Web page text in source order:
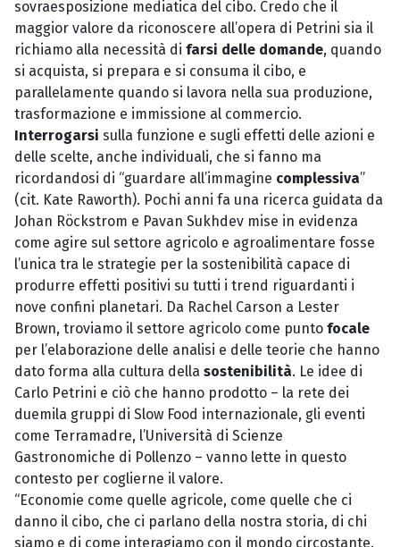
sovraesposizione mediatica del cibo. Credo che il
maggior valore da riconoscere all’opera di Petrini sia il
richiamo alla necessità di farsi delle domande, quando
si acquista, si prepara e si consuma il cibo, e
parallelamente quando si lavora nella sua produzione,
trasformazione e immissione al commercio.
Interrogarsi sulla funzione e sugli effetti delle azioni e
delle scelte, anche individuali, che si fanno ma
ricordandosi di “guardare all’immagine complessiva”
(cit. Kate Raworth). Pochi anni fa una ricerca guidata da
Johan Röckstrom e Pavan Sukhdev mise in evidenza
come agire sul settore agricolo e agroalimentare fosse
l’unica tra le strategie per la sostenibilità capace di
produrre effetti positivi su tutti i trend riguardanti i
nove confini planetari. Da Rachel Carson a Lester
Brown, troviamo il settore agricolo come punto focale
per l’elaborazione delle analisi e delle teorie che hanno
dato forma alla cultura della sostenibilità. Le idee di
Carlo Petrini e ciò che hanno prodotto – la rete dei
duemila gruppi di Slow Food internazionale, gli eventi
come Terramadre, l’Università di Scienze
Gastronomiche di Pollenzo – vanno lette in questo
contesto per coglierne il valore.
“Economie come quelle agricole, come quelle che ci
danno il cibo, che ci parlano della nostra storia, di chi
siamo e di come interagiamo con il mondo circostante.